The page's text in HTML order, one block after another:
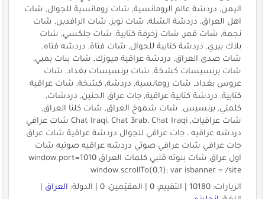
الزيارات: 10180 | التقييم: 0 | المقيّمين: 0 | الدولة: العراق|